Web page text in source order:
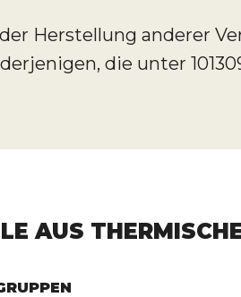
Herstellung anderer
die unter
AUS